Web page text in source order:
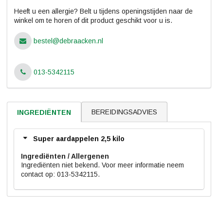
Heeft u een allergie? Belt u tijdens openingstijden naar de
winkel om te horen of dit product geschikt voor u is.
bestel@debraacken.nl
013-5342115
INGREDIËNTEN BEREIDINGSADVIES
Super aardappelen 2,5 kilo
Ingrediënten
Ingrediënten niet bekend. Voor meer informatie neem
contact op: 013-5342115.